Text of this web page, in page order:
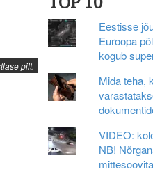
pilt.
Eestisse
Euroopa
kogub
Mida teha,
VIDEO:
NB!